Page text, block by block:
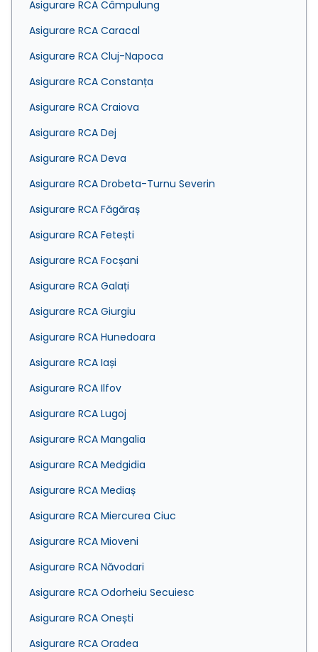
Asigurare RCA Câmpulung
Asigurare RCA Caracal
Asigurare RCA Cluj-Napoca
Asigurare RCA Constanța
Asigurare RCA Craiova
Asigurare RCA Dej
Asigurare RCA Deva
Asigurare RCA Drobeta-Turnu Severin
Asigurare RCA Făgăraș
Asigurare RCA Fetești
Asigurare RCA Focșani
Asigurare RCA Galați
Asigurare RCA Giurgiu
Asigurare RCA Hunedoara
Asigurare RCA Iași
Asigurare RCA Ilfov
Asigurare RCA Lugoj
Asigurare RCA Mangalia
Asigurare RCA Medgidia
Asigurare RCA Mediaș
Asigurare RCA Miercurea Ciuc
Asigurare RCA Mioveni
Asigurare RCA Năvodari
Asigurare RCA Odorheiu Secuiesc
Asigurare RCA Onești
Asigurare RCA Oradea